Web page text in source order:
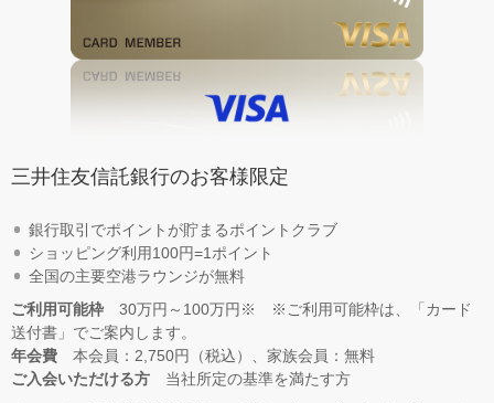
三井住友信託銀行のお客様限定
銀行取引でポイントが貯まるポイントクラブ
ショッピング利用100円=1ポイント
全国の主要空港ラウンジが無料
ご利用可能枠 30万円～100万円※ ※ご利用可能枠は、「カード
送付書」でご案内します。
年会費 本会員：2,750円（税込）、家族会員：無料
ご入会いただける方 当社所定の基準を満たす方